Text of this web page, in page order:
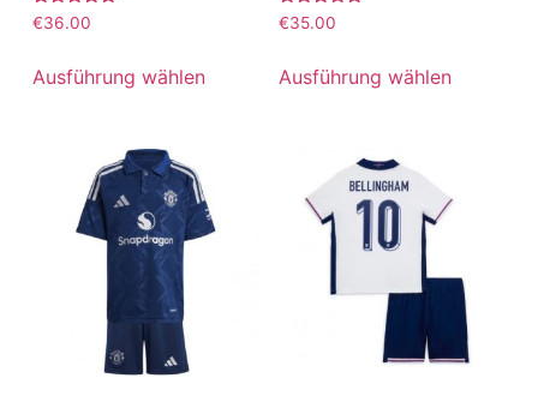
Bewertet
mit
von 5
€36.00
Ausführung wählen
Bewertet
mit
von 5
€35.00
Ausführung wählen